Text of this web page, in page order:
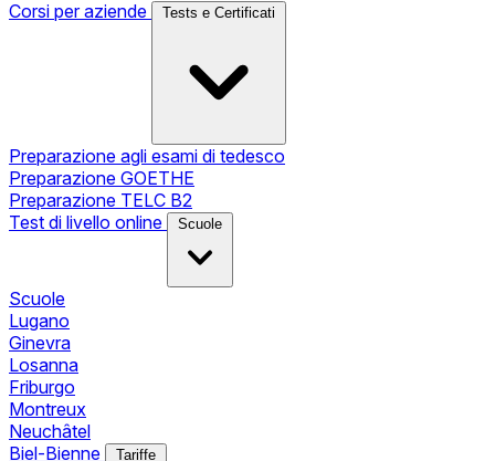
Corsi per aziende
Tests e Certificati
Preparazione agli esami di tedesco
Preparazione GOETHE
Preparazione TELC B2
Test di livello online
Scuole
Scuole
Lugano
Ginevra
Losanna
Friburgo
Montreux
Neuchâtel
Biel-Bienne
Tariffe